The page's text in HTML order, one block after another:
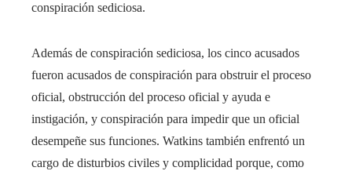
conspiración sediciosa.
Además de conspiración sediciosa, los cinco acusados ​​
fueron acusados ​​de conspiración para obstruir el proceso
oficial, obstrucción del proceso oficial y ayuda e
instigación, y conspiración para impedir que un oficial
desempeñe sus funciones. Watkins también enfrentó un
cargo de disturbios civiles y complicidad porque, como